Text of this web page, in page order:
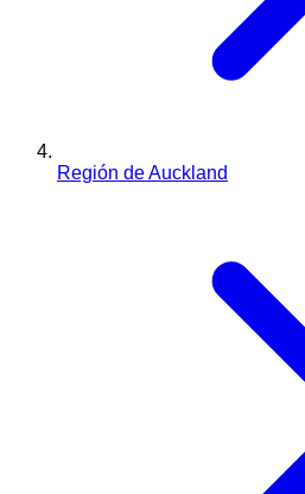
Región de Auckland